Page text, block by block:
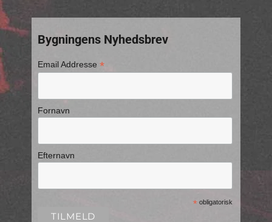
Bygningens Nyhedsbrev
Email Addresse*
Fornavn
Efternavn
* obligatorisk